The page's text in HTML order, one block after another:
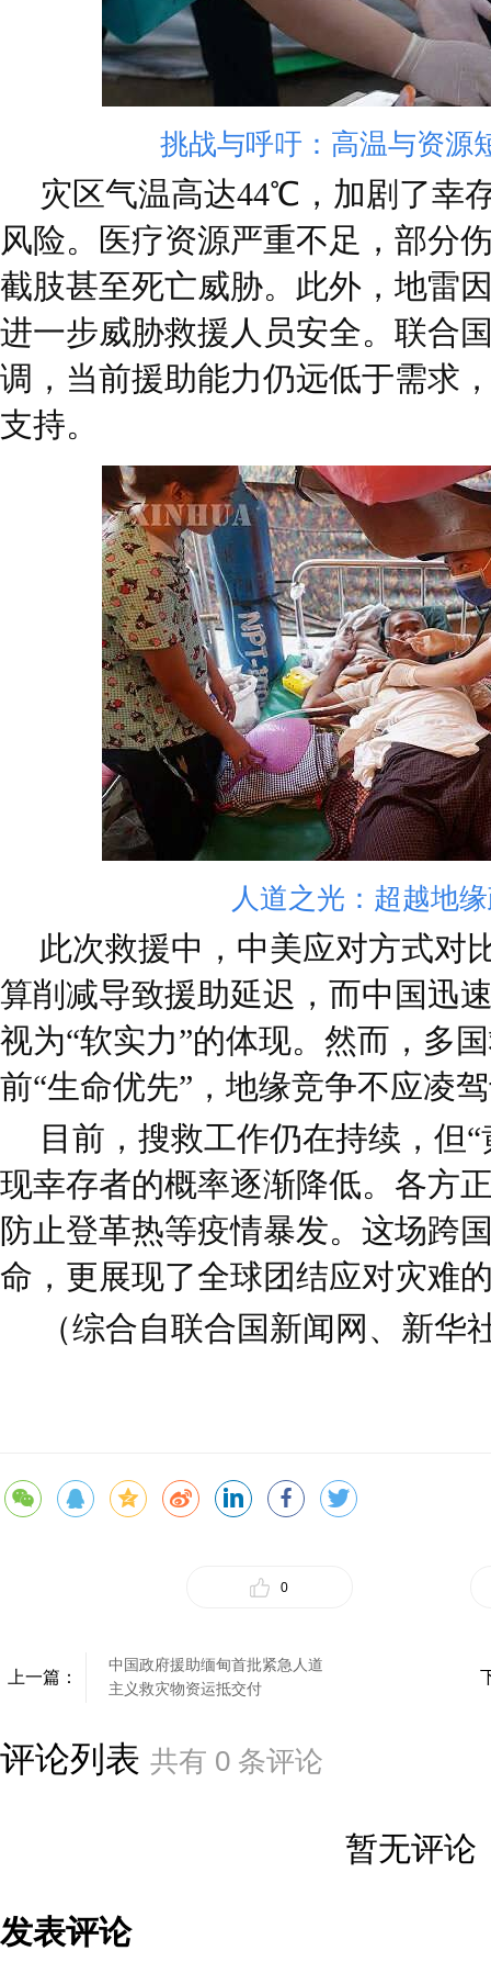
挑战与呼吁：高温与资源
灾区气温高达44℃，加剧了幸
风险。医疗资源严重不足，部分
截肢甚至死亡威胁。此外，地雷
进一步威胁救援人员安全。联合
调，当前援助能力仍远低于需求
支持。
人道之光：超越地
此次救援中，中美应对方式对
算削减导致援助延迟，而中国迅
视为“软实力”的体现。然而，多
前“生命优先”，地缘竞争不应凌
目前，搜救工作仍在持续，但
现幸存者的概率逐渐降低。各方
防止登革热等疫情暴发。这场跨
命，更展现了全球团结应对灾难
（综合自联合国新闻网、新华
0
上一篇：
中国政府援助缅甸首批紧急人道
主义救灾物资运抵交付
评论列表 共有 0 条评论
暂无评论
发表评论